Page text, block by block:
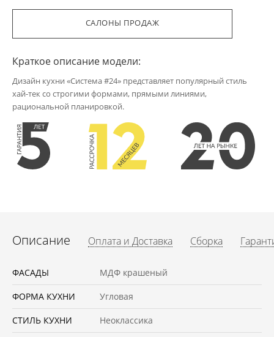
САЛОНЫ ПРОДАЖ
Краткое описание модели:
Дизайн кухни «Система #24» представляет популярный стиль
хай-тек со строгими формами, прямыми линиями,
рациональной планировкой.
Описание Оплата и Доставка Сборка
ФАСАДЫ МДФ крашеный
ФОРМА КУХНИ Угловая
СТИЛЬ КУХНИ Неоклассика